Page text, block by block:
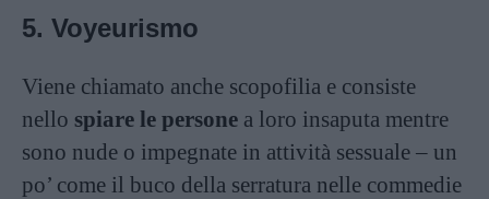
5. Voyeurismo
Viene chiamato anche scopofilia e consiste
nello spiare le persone a loro insaputa mentre
sono nude o impegnate in attività sessuale – un
po’ come il buco della serratura nelle commedie